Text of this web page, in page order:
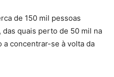
de 150 mil pessoas
quais perto de 50 mil na
a concentrar-se à volta da